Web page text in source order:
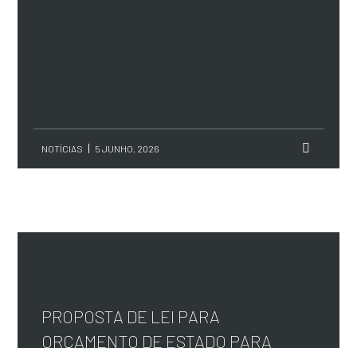
NOTÍCIAS 5 JUNHO, 2026
PROPOSTA DE LEI PARA
ORÇAMENTO DE ESTADO PARA